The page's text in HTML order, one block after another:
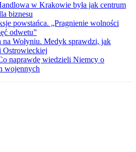
w Krakowie była jak centrum
biznesu
powstańca. „Pragnienie wolności
odwetu”
na Wołyniu. Medyk sprawdzi, jak
Ostrowieckiej
naprawdę wiedzieli Niemcy o
wojennych